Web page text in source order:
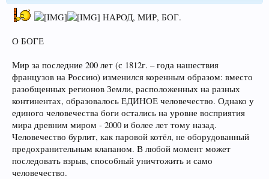
НАРОД, МИР, БОГ.
О БОГЕ
Мир за последние 200 лет (с 1812г. – года нашествия
французов на Россию) изменился коренным образом: вместо
разобщенных регионов Земли, расположенных на разных
континентах, образовалось ЕДИНОЕ человечество. Однако у
единого человечества боги остались на уровне восприятия
мира древним миром - 2000 и более лет тому назад.
Человечество бурлит, как паровой котёл, не оборудованный
предохранительным клапаном. В любой момент может
последовать взрыв, способный уничтожить и само
человечество.